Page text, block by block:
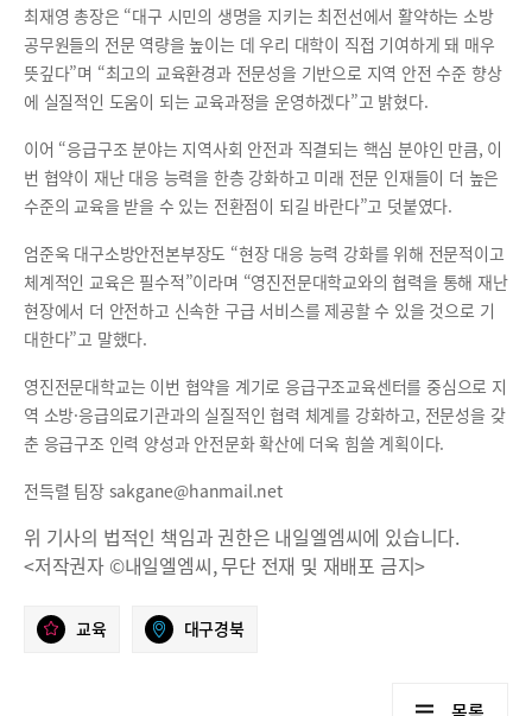
최재영 총장은 “대구 시민의 생명을 지키는 최전선에서 활약하는 소방
공무원들의 전문 역량을 높이는 데 우리 대학이 직접 기여하게 돼 매우
뜻깊다”며 “최고의 교육환경과 전문성을 기반으로 지역 안전 수준 향상
에 실질적인 도움이 되는 교육과정을 운영하겠다”고 밝혔다.
이어 “응급구조 분야는 지역사회 안전과 직결되는 핵심 분야인 만큼, 이
번 협약이 재난 대응 능력을 한층 강화하고 미래 전문 인재들이 더 높은
수준의 교육을 받을 수 있는 전환점이 되길 바란다”고 덧붙였다.
엄준욱 대구소방안전본부장도 “현장 대응 능력 강화를 위해 전문적이고
체계적인 교육은 필수적”이라며 “영진전문대학교와의 협력을 통해 재난
현장에서 더 안전하고 신속한 구급 서비스를 제공할 수 있을 것으로 기
대한다”고 말했다.
영진전문대학교는 이번 협약을 계기로 응급구조교육센터를 중심으로 지
역 소방·응급의료기관과의 실질적인 협력 체계를 강화하고, 전문성을 갖
춘 응급구조 인력 양성과 안전문화 확산에 더욱 힘쓸 계획이다.
전득렬 팀장 sakgane@hanmail.net
위 기사의 법적인 책임과 권한은 내일엘엠씨에 있습니다.
<저작권자 ©내일엘엠씨, 무단 전재 및 재배포 금지>
교육 대구경북